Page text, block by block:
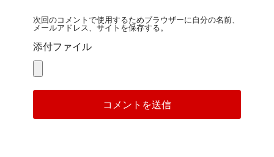
次回のコメントで使用するためブラウザーに自分の名前、
メールアドレス、サイトを保存する。
添付ファイル